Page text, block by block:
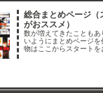
総合まとめページ（
がおススメ）
数が増えてきたことも
いようにまとめページを
物はここからスタートを
すので沢山見て行って